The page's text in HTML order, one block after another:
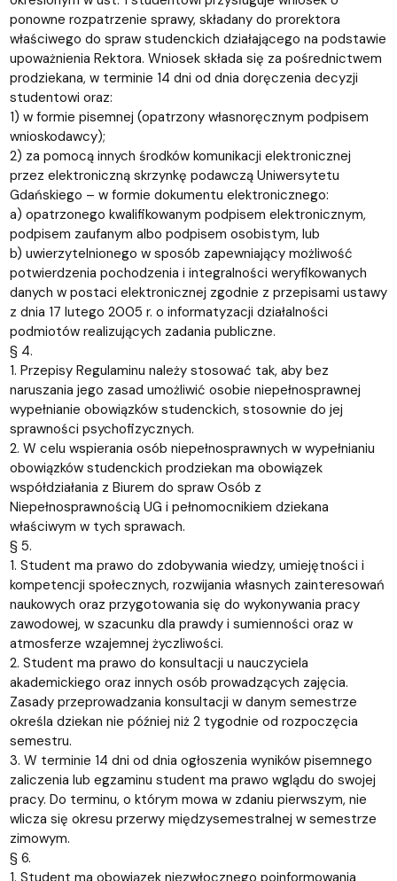
ponowne rozpatrzenie sprawy, składany do prorektora
właściwego do spraw studenckich działającego na podstawie
upoważnienia Rektora. Wniosek składa się za pośrednictwem
prodziekana, w terminie 14 dni od dnia doręczenia decyzji
studentowi oraz:
1) w formie pisemnej (opatrzony własnoręcznym podpisem
wnioskodawcy);
2) za pomocą innych środków komunikacji elektronicznej
przez elektroniczną skrzynkę podawczą Uniwersytetu
Gdańskiego – w formie dokumentu elektronicznego:
a) opatrzonego kwalifikowanym podpisem elektronicznym,
podpisem zaufanym albo podpisem osobistym, lub
b) uwierzytelnionego w sposób zapewniający możliwość
potwierdzenia pochodzenia i integralności weryfikowanych
danych w postaci elektronicznej zgodnie z przepisami ustawy
z dnia 17 lutego 2005 r. o informatyzacji działalności
podmiotów realizujących zadania publiczne.
§ 4.
1. Przepisy Regulaminu należy stosować tak, aby bez
naruszania jego zasad umożliwić osobie niepełnosprawnej
wypełnianie obowiązków studenckich, stosownie do jej
sprawności psychofizycznych.
2. W celu wspierania osób niepełnosprawnych w wypełnianiu
obowiązków studenckich prodziekan ma obowiązek
współdziałania z Biurem do spraw Osób z
Niepełnosprawnością UG i pełnomocnikiem dziekana
właściwym w tych sprawach.
§ 5.
1. Student ma prawo do zdobywania wiedzy, umiejętności i
kompetencji społecznych, rozwijania własnych zainteresowań
naukowych oraz przygotowania się do wykonywania pracy
zawodowej, w szacunku dla prawdy i sumienności oraz w
atmosferze wzajemnej życzliwości.
2. Student ma prawo do konsultacji u nauczyciela
akademickiego oraz innych osób prowadzących zajęcia.
Zasady przeprowadzania konsultacji w danym semestrze
określa dziekan nie później niż 2 tygodnie od rozpoczęcia
semestru.
3. W terminie 14 dni od dnia ogłoszenia wyników pisemnego
zaliczenia lub egzaminu student ma prawo wglądu do swojej
pracy. Do terminu, o którym mowa w zdaniu pierwszym, nie
wlicza się okresu przerwy międzysemestralnej w semestrze
zimowym.
§ 6.
1. Student ma obowiązek niezwłocznego poinformowania